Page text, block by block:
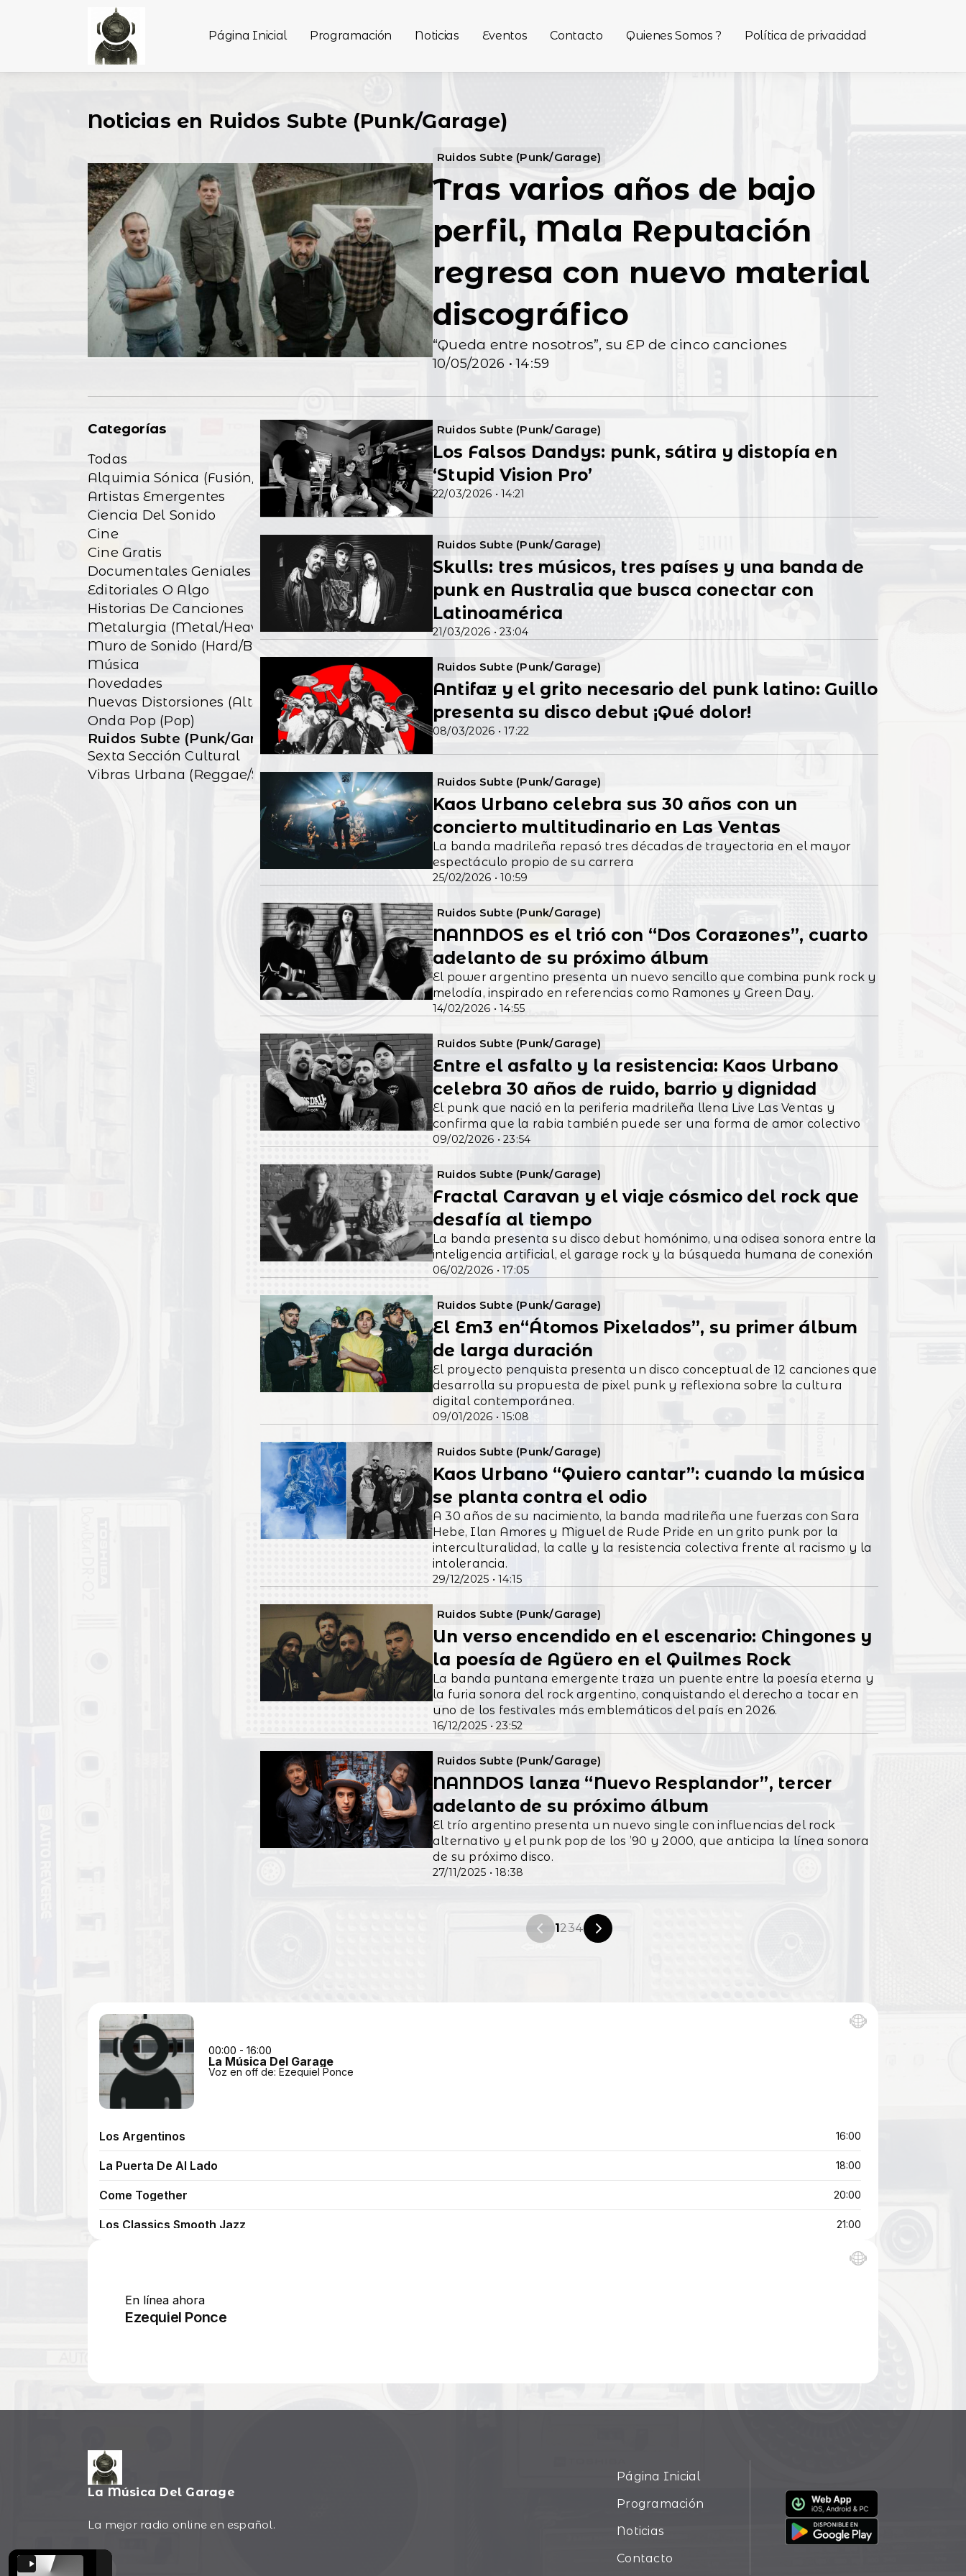
Página Inicial Programación Noticias Eventos Contacto Quienes Somos ? Política de privacidad
Noticias en Ruidos Subte (Punk/Garage)
Ruidos Subte (Punk/Garage)
10/05/2026 • 14:59
Tras varios años de bajo
perfil, Mala Reputación
regresa con nuevo material
discográfico
“Queda entre nosotros”, su EP de cinco canciones
Categorías
Todas
Alquimia Sónica (Fusión/Exp)
Artistas Emergentes
Ciencia Del Sonido
Cine
Cine Gratis
Documentales Geniales
Editoriales O Algo
Historias De Canciones
Metalurgia (Metal/Heavy)
Muro de Sonido (Hard/Blues)
Música
Novedades
Nuevas Distorsiones (Alt&Indie)
Onda Pop (Pop)
Ruidos Subte (Punk/Garage)
Sexta Sección Cultural
Vibras Urbana (Reggae/Ska)
Ruidos Subte (Punk/Garage)
22/03/2026 • 14:21
Los Falsos Dandys: punk, sátira y distopía en
‘Stupid Vision Pro’
Ruidos Subte (Punk/Garage)
21/03/2026 • 23:04
Skulls: tres músicos, tres países y una banda de
punk en Australia que busca conectar con
Latinoamérica
Ruidos Subte (Punk/Garage)
08/03/2026 • 17:22
Antifaz y el grito necesario del punk latino: Guillo
presenta su disco debut ¡Qué dolor!
Ruidos Subte (Punk/Garage)
25/02/2026 • 10:59
Kaos Urbano celebra sus 30 años con un
concierto multitudinario en Las Ventas
La banda madrileña repasó tres décadas de trayectoria en el mayor
espectáculo propio de su carrera
Ruidos Subte (Punk/Garage)
14/02/2026 • 14:55
NANNDOS es el trió con “Dos Corazones”, cuarto
adelanto de su próximo álbum
El power argentino presenta un nuevo sencillo que combina punk rock y
melodía, inspirado en referencias como Ramones y Green Day.
Ruidos Subte (Punk/Garage)
09/02/2026 • 23:54
Entre el asfalto y la resistencia: Kaos Urbano
celebra 30 años de ruido, barrio y dignidad
El punk que nació en la periferia madrileña llena Live Las Ventas y
confirma que la rabia también puede ser una forma de amor colectivo
Ruidos Subte (Punk/Garage)
06/02/2026 • 17:05
Fractal Caravan y el viaje cósmico del rock que
desafía al tiempo
La banda presenta su disco debut homónimo, una odisea sonora entre la
inteligencia artificial, el garage rock y la búsqueda humana de conexión
Ruidos Subte (Punk/Garage)
09/01/2026 • 15:08
El Em3 en“Átomos Pixelados”, su primer álbum
de larga duración
El proyecto penquista presenta un disco conceptual de 12 canciones que
desarrolla su propuesta de pixel punk y reflexiona sobre la cultura
digital contemporánea.
Ruidos Subte (Punk/Garage)
29/12/2025 • 14:15
Kaos Urbano “Quiero cantar”: cuando la música
se planta contra el odio
A 30 años de su nacimiento, la banda madrileña une fuerzas con Sara
Hebe, Ilan Amores y Miguel de Rude Pride en un grito punk por la
interculturalidad, la calle y la resistencia colectiva frente al racismo y la
intolerancia.
Ruidos Subte (Punk/Garage)
16/12/2025 • 23:52
Un verso encendido en el escenario: Chingones y
la poesía de Agüero en el Quilmes Rock
La banda puntana emergente traza un puente entre la poesía eterna y
la furia sonora del rock argentino, conquistando el derecho a tocar en
uno de los festivales más emblemáticos del país en 2026.
Ruidos Subte (Punk/Garage)
27/11/2025 • 18:38
NANNDOS lanza “Nuevo Resplandor”, tercer
adelanto de su próximo álbum
El trío argentino presenta un nuevo single con influencias del rock
alternativo y el punk pop de los ’90 y 2000, que anticipa la línea sonora
de su próximo disco.
1234
La Música Del Garage
La mejor radio online en español.
Página Inicial
Programación
Noticias
Contacto